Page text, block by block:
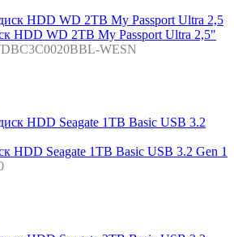
HDD WD 2TB My Passport Ultra 2,5"
WESN
HDD Seagate 1TB Basic USB 3.2 Gen 1